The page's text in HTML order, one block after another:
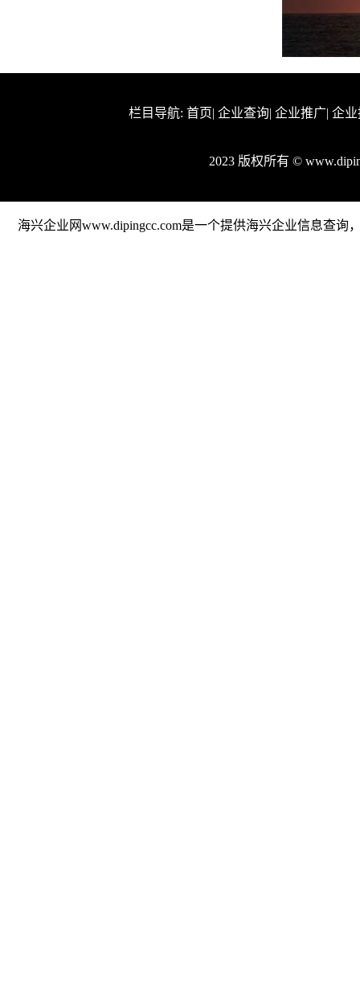
栏目导航: 首页| 企业查询| 企业推广| 企
2023 版权所有 ©
海兴企业网www.dipingcc.com是一个提供海兴企业信息查